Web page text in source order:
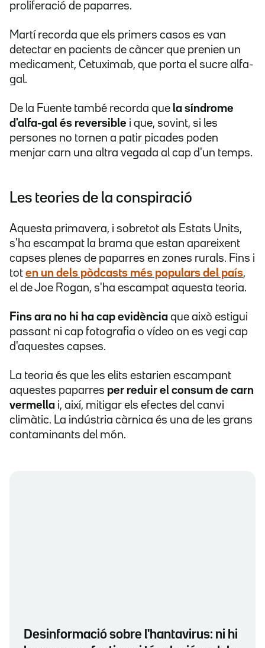
proliferació de paparres.
Martí recorda que els primers casos es van
detectar en pacients de càncer que prenien un
medicament, Cetuximab, que porta el sucre alfa-
gal.
De la Fuente també recorda que la síndrome
d'alfa-gal és reversible i que, sovint, si les
persones no tornen a patir picades poden
menjar carn una altra vegada al cap d'un temps.
Les teories de la conspiració
Aquesta primavera, i sobretot als Estats Units,
s'ha escampat la brama que estan apareixent
capses plenes de paparres en zones rurals. Fins i
tot en un dels pòdcasts més populars del país,
el de Joe Rogan, s'ha escampat aquesta teoria.
Fins ara no hi ha cap evidència que això estigui
passant ni cap fotografia o vídeo on es vegi cap
d'aquestes capses.
La teoria és que les elits estarien escampant
aquestes paparres per reduir el consum de carn
vermella i, així, mitigar els efectes del canvi
climàtic. La indústria càrnica és una de les grans
contaminants del món.
Desinformació sobre l'hantavirus: ni hi